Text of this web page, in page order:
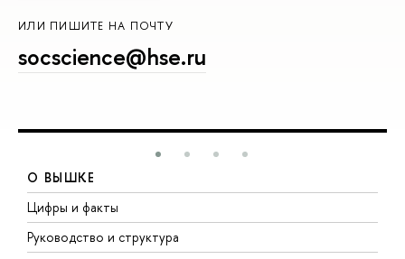
ИЛИ ПИШИТЕ НА ПОЧТУ
socscience@hse.ru
О ВЫШКЕ
Цифры и факты
Руководство и структура